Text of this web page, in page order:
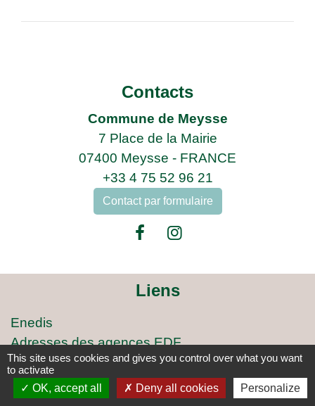
Contacts
Commune de Meysse
7 Place de la Mairie
07400 Meysse - FRANCE
+33 4 75 52 96 21
Contact par formulaire
Liens
Enedis
Adresses des agences EDF
Logement séniors
Covoiturage
ARCICEN
This site uses cookies and gives you control over what you want
to activate
OK, accept all
Deny all cookies Personalize